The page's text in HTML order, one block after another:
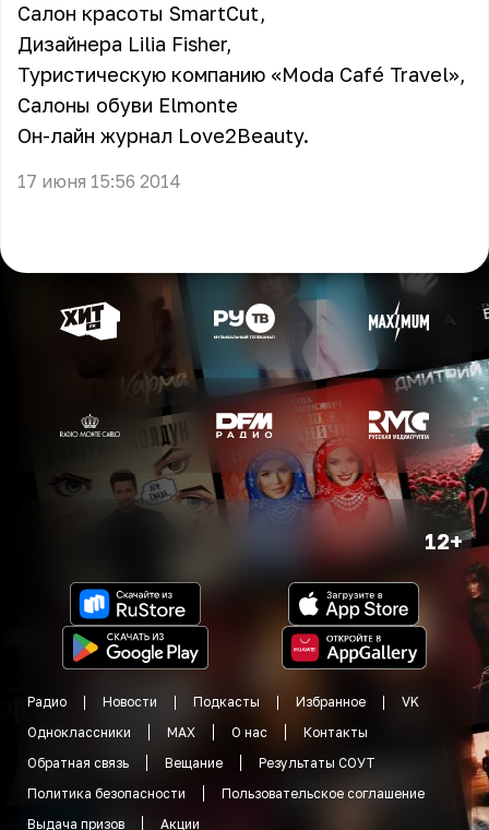
Салон красоты SmartCut,
Дизайнера Lilia Fisher,
Туристическую компанию «Moda Café Travel»,
Салоны обуви Elmonte
Он-лайн журнал Love2Beauty.
17 июня 15:56 2014
12+
Радио Новости Подкасты Избранное
VK
Одноклассники
MAX О нас
Контакты
Обратная связь
Вещание
Результаты СОУТ
Политика безопасности
Пользовательское соглашение
Выдача призов
Акции